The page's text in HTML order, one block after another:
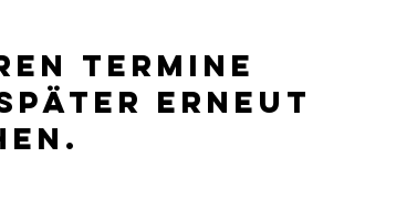
Termine
erneut